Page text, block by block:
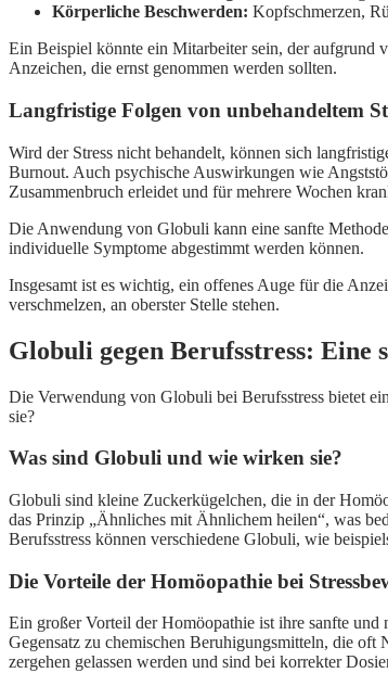
Körperliche Beschwerden: Kopfschmerzen,
Ein Beispiel könnte ein Mitarbeiter sein, der aufgrund
Anzeichen, die ernst genommen werden sollten.
Langfristige Folgen von unbehandeltem
Wird der Stress nicht behandelt, können sich
Burnout. Auch psychische Auswirkungen wie
Zusammenbruch erleidet und für mehrere Wochen
Die Anwendung von Globuli kann eine sanfte
individuelle Symptome abgestimmt werden können.
Insgesamt ist es wichtig, ein offenes Auge für die
verschmelzen, an oberster Stelle stehen.
Globuli gegen Berufsstress: Eine
Die Verwendung von Globuli bei Berufsstress bietet
sie?
Was sind Globuli und wie wirken sie?
Globuli sind kleine Zuckerkügelchen, die in der
das Prinzip „Ähnliches mit Ähnlichem heilen“, was
Berufsstress können verschiedene Globuli, wie
Die Vorteile der Homöopathie bei
Ein großer Vorteil der Homöopathie ist ihre sanfte und
Gegensatz zu chemischen Beruhigungsmitteln, die
zergehen gelassen werden und sind bei korrekter